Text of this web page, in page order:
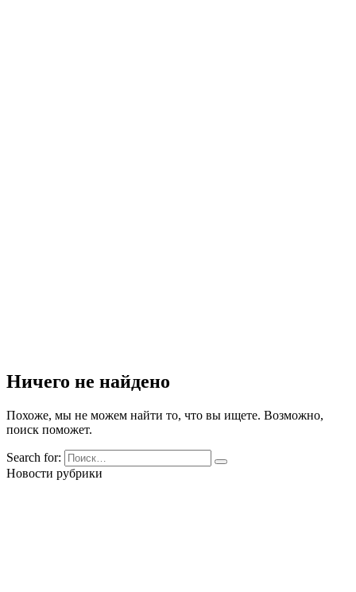
Ничего не найдено
Похоже, мы не можем найти то, что вы ищете. Возможно,
поиск поможет.
Search for:
Новости рубрики